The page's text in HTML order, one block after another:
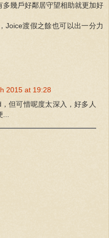
幾戶好鄰居守望相助就更加好
Joice渡假之餘也可以出一分力
2015 at 19:28
但可惜呢度太深入，好多人